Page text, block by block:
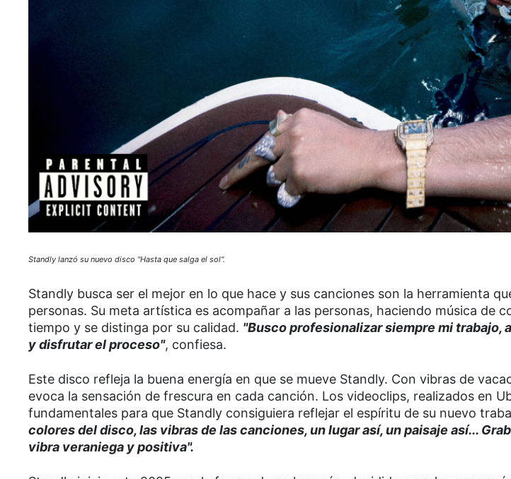
Standly lanzó su nuevo disco "Hasta que salga el sol".
Standly busca ser el mejor en lo que hace y sus canciones son la herramienta
personas. Su meta artística es acompañar a las personas, haciendo música de
tiempo y se distinga por su calidad. "Busco profesionalizar siempre mi trabajo,
y disfrutar el proceso", confiesa.
Este disco refleja la buena energía en que se mueve Standly. Con vibras de
evoca la sensación de frescura en cada canción. Los videoclips, realizados en
fundamentales para que Standly consiguiera reflejar el espíritu de su nuevo
colores del disco, las vibras de las canciones, un lugar así, un paisaje así...
vibra veraniega y positiva".